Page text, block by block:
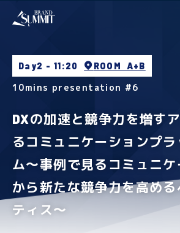
Day2 - 11:20 ROOM A+B
10mins presentation #6
DXの加速と競争力を増す
るコミュニケーションプ
ム〜事例で見るコミュニ
から新たな競争力を高め
ティス〜